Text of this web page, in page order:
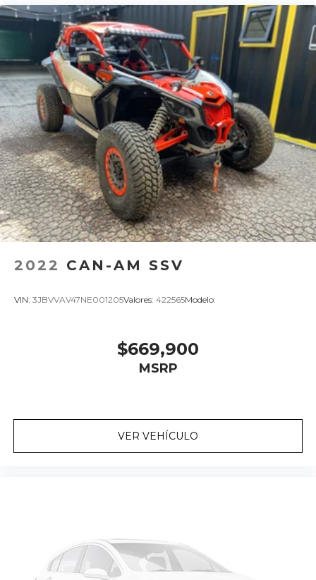
2022 CAN-AM SSV
VIN: 3JBVVAV47NE001205Valores: 422565Modelo:
$669,900
MSRP
VER VEHÍCULO